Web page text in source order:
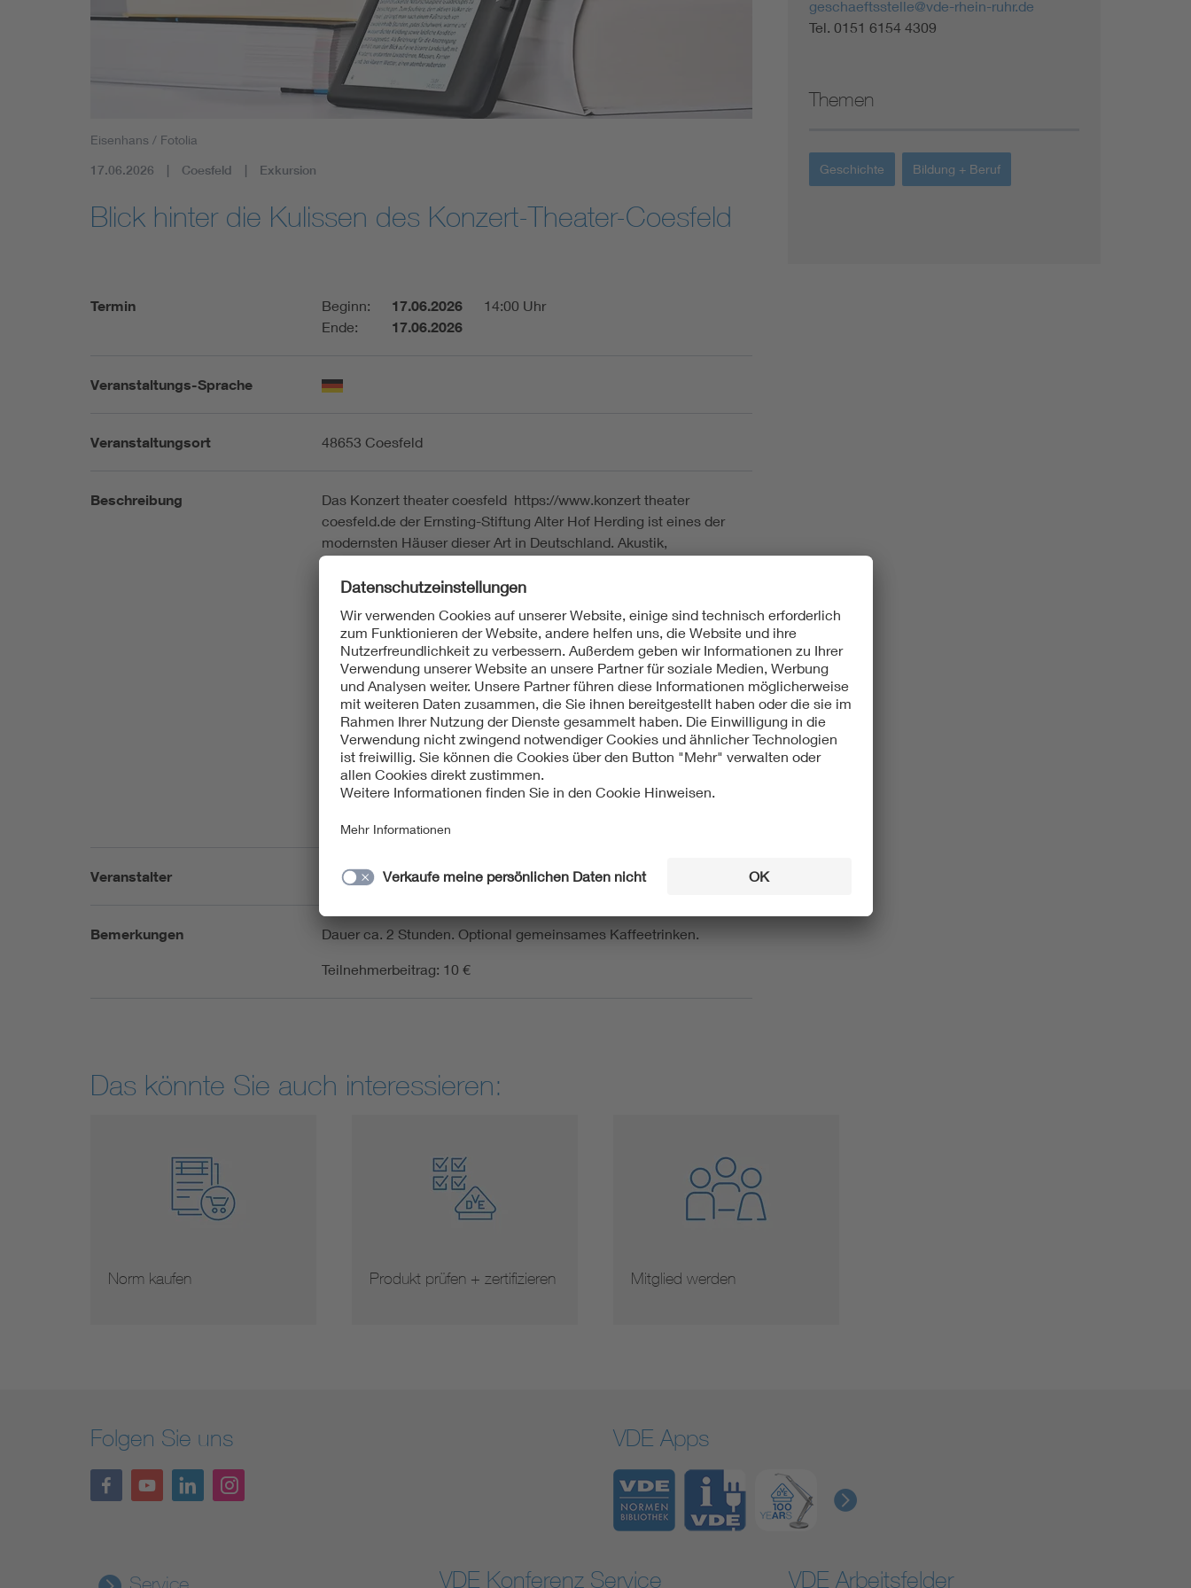
Mobility Energy storage
Functional safety
Renewable energies
Eisenhans / Fotolia
17.06.2026 Coesfeld Exkursion
Blick hinter die Kulissen des Konzert-Theater-Coesfeld
Termin Beginn: 17.06.2026
14:00 Uhr
Ende:
17.06.2026
Veranstaltungs-Sprache
Veranstaltungsort 48653 Coesfeld
Beschreibung
Das Konzert theater coesfeld https://www.konzert theater
coesfeld.de der Ernsting-Stiftung Alter Hof Herding ist eines der
modernsten Häuser dieser Art in Deutschland. Akustik,
Beleuchtung und Bühnentechnik erlauben vielfältige Aufführungen.
Von klassischen Orchesterkonzerten, Musiktheater, Kindertheater
Veranstaltungen in diesem Hause statt. Das Haus verfügt maximal
über 610 Sitzplätze. Die Bühne besitzt mit 300 qm Fläche sowie
ausgeprägtem Bühnenturm prinzipiell alles, was man auch in
größten Häusern finden kann. Auf dem Dach des Gebäudes
befindet sich eine PV-Anlage mit 99 kWp; diese Anlage trägt
deutlich zur Deckung des Eigenverbrauchs bei. Bei dieser
Exkursion können Sie hinter den Kulissen alle diese technischen
Möglichkeiten sehen und sich einen grundsätzlichen Eindruck über
die Energieversorgung eines solchen Gebäudes machen. Die
Veranstalter VDE Rhein-Ruhr e.V.
Bemerkungen Dauer ca. 2 Stunden. Optional gemeinsames Kaffeetrinken.
Teilnehmerbeitrag: 10 €
geschaeftsstelle@vde-rhein-ruhr.de
Tel. 0151 6154 4309
Themen
Geschichte Bildung + Beruf
Das könnte Sie auch interessieren:
Norm kaufen Produkt prüfen + zertifizieren Mitglied werden
Folgen Sie uns VDE Apps
VDE Konferenz Service VDE Arbeitsfelder